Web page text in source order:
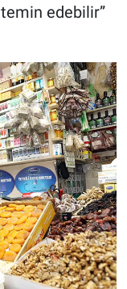
edebilir”